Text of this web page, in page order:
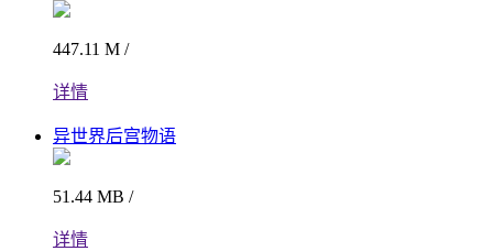
447.11 M /
详情
异世界后宫物语
51.44 MB /
详情